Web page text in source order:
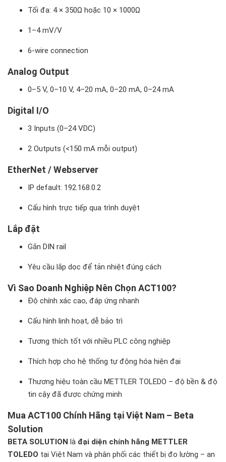
Tối đa: 4 × 350Ω hoặc 10 × 1000Ω
1–4 mV/V
6-wire connection
Analog Output
0–5 V, 0–10 V, 4–20 mA, 0–20 mA, 0–24 mA
Digital I/O
3 Inputs (0–24 VDC)
2 Outputs (<150 mA mỗi output)
EtherNet / Webserver
IP default: 192.168.0.2
Cấu hình trực tiếp qua trình duyệt
Lắp đặt
Gắn DIN rail
Yêu cầu lắp dọc để tản nhiệt đúng cách
Vì Sao Doanh Nghiệp Nên Chọn ACT100?
Độ chính xác cao, đáp ứng nhanh
Cấu hình linh hoạt, dễ bảo trì
Tương thích tốt với nhiều PLC công nghiệp
Thích hợp cho hệ thống tự động hóa hiện đại
Thương hiệu toàn cầu METTLER TOLEDO – độ bền & độ
tin cậy đã được chứng minh
Mua ACT100 Chính Hãng tại Việt Nam – Beta
Solution
BETA SOLUTION là đại diện chính hãng METTLER
TOLEDO tại Việt Nam và phân phối các thiết bị đo lường – an